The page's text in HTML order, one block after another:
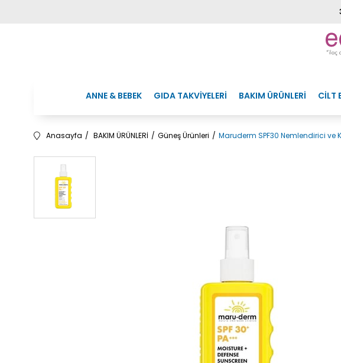
ANNE & BEBEK GIDA TAKVİYELERİ BAKIM ÜRÜNLERİ CİLT
Anasayfa BAKIM ÜRÜNLERİ Güneş Ürünleri Maruderm SPF30 Nemlendirici ve